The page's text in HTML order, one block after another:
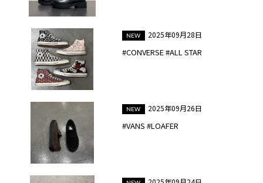
2025年09月28日
#CONVERSE #ALL STAR
2025年09月26日
#VANS #LOAFER